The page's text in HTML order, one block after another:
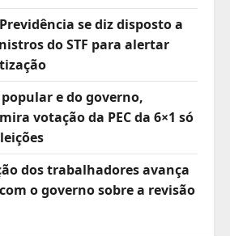
se diz disposto a
do STF para alertar
popular e do governo,
votação da PEC da 6×1 só
dos trabalhadores avança
o governo sobre a revisão